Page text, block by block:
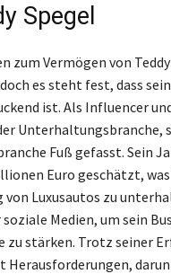
Spegel
zum Vermögen von
es steht fest, dass
ist. Als Influencer
Unterhaltungsbranche,
Fuß gefasst. Sein
Euro geschätzt,
von Luxusautos zu
Medien, um sein
zu stärken. Trotz seiner
Herausforderungen,